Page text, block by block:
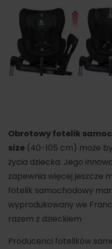
Obrotowy fotelik
size (40-105 cm) może
życia dziecka. Jego
zapewnia więcej jeszcze
fotelik samochodowy
wyprodukowany we
razem z dzieckiem
Producenci fotelików